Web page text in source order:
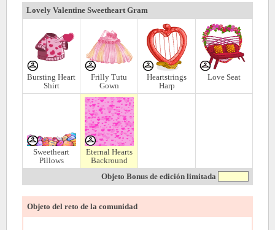
Lovely Valentine Sweetheart Gram
Bursting Heart
Shirt
Frilly Tutu
Gown
Heartstrings
Harp
Love Seat
Sweetheart
Pillows
Eternal Hearts
Backround
Objeto Bonus de edición limitada
Objeto del reto de la comunidad